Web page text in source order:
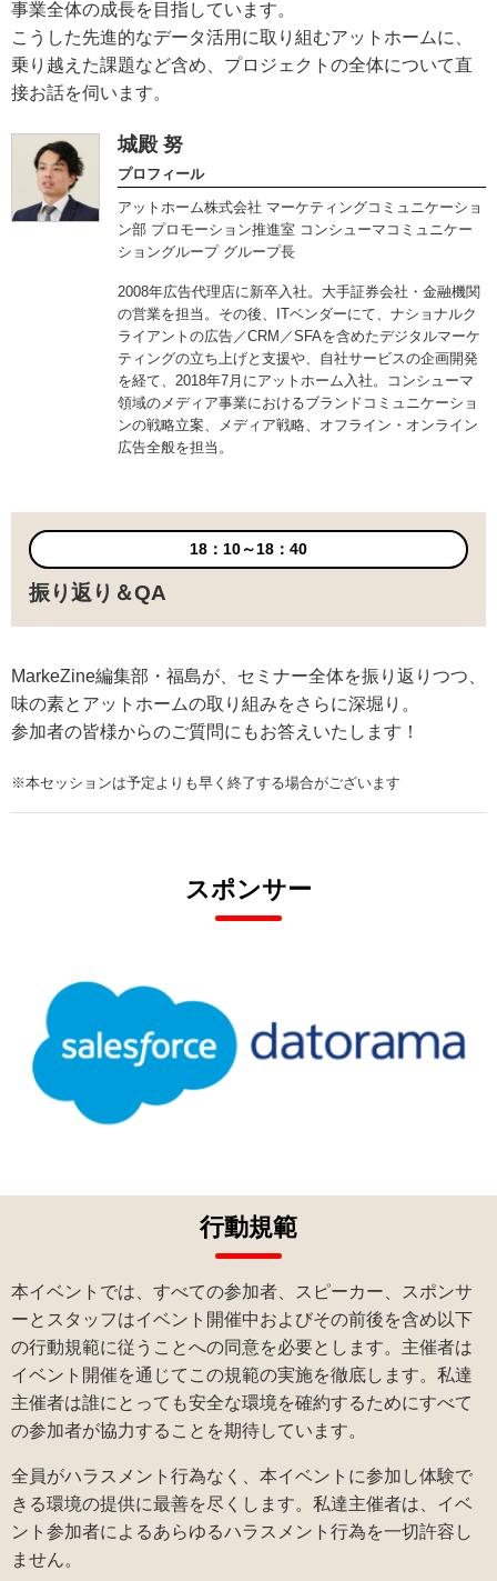
事業全体の成長を目指しています。
こうした先進的なデータ活用に取り組むアットホームに、
乗り越えた課題など含め、プロジェクトの全体について直
接お話を伺います。
城殿 努
プロフィール
アットホーム株式会社 マーケティングコミュニケーショ
ン部 プロモーション推進室 コンシューマコミュニケー
ショングループ グループ長
2008年広告代理店に新卒入社。大手証券会社・金融機関
の営業を担当。その後、ITベンダーにて、ナショナルク
ライアントの広告／CRM／SFAを含めたデジタルマーケ
ティングの立ち上げと支援や、自社サービスの企画開発
を経て、2018年7月にアットホーム入社。コンシューマ
領域のメディア事業におけるブランドコミュニケーショ
ンの戦略立案、メディア戦略、オフライン・オンライン
広告全般を担当。
18：10～18：40
振り返り＆QA
MarkeZine編集部・福島が、セミナー全体を振り返りつつ、
味の素とアットホームの取り組みをさらに深堀り。
参加者の皆様からのご質問にもお答えいたします！
※本セッションは予定よりも早く終了する場合がございます
スポンサー
行動規範
本イベントでは、すべての参加者、スピーカー、スポンサ
ーとスタッフはイベント開催中およびその前後を含め以下
の行動規範に従うことへの同意を必要とします。主催者は
イベント開催を通じてこの規範の実施を徹底します。私達
主催者は誰にとっても安全な環境を確約するためにすべて
の参加者が協力することを期待しています。
全員がハラスメント行為なく、本イベントに参加し体験で
きる環境の提供に最善を尽くします。私達主催者は、イベ
ント参加者によるあらゆるハラスメント行為を一切許容し
ません。